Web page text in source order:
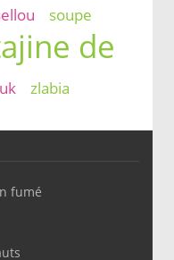
soupe
de
zlabia
fumé